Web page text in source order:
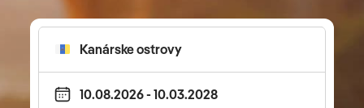
ubytovanie, sprievodca či doprava sú v cene
zarátané aj výhody ako skupinové transfery na
letiská k odletom a príletom, miestne letiskové
transfery, zapísaná batožina od 20 kg a viac, vstupy